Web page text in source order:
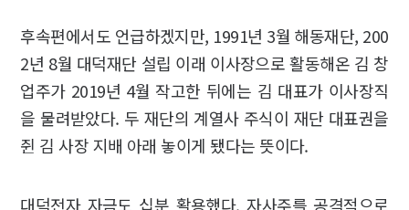
후속편에서도 언급하겠지만, 1991년 3월 해동재단, 200
2년 8월 대덕재단 설립 이래 이사장으로 활동해온 김 창
업주가 2019년 4월 작고한 뒤에는 김 대표가 이사장직
을 물려받았다. 두 재단의 계열사 주식이 재단 대표권을
쥔 김 사장 지배 아래 놓이게 됐다는 뜻이다.
대덕전자 자금도 십분 활용했다. 자사주를 공격적으로